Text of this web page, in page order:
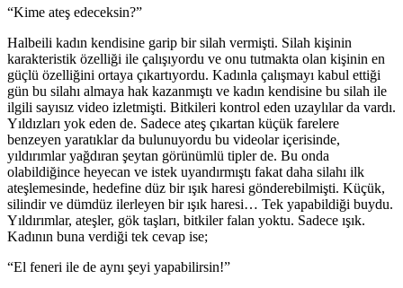
“Kime ateş edeceksin?”
Halbeili kadın kendisine garip bir silah vermişti. Silah kişinin
karakteristik özelliği ile çalışıyordu ve onu tutmakta olan kişinin en
güçlü özelliğini ortaya çıkartıyordu. Kadınla çalışmayı kabul ettiği
gün bu silahı almaya hak kazanmıştı ve kadın kendisine bu silah ile
ilgili sayısız video izletmişti. Bitkileri kontrol eden uzaylılar da vardı.
Yıldızları yok eden de. Sadece ateş çıkartan küçük farelere
benzeyen yaratıklar da bulunuyordu bu videolar içerisinde,
yıldırımlar yağdıran şeytan görünümlü tipler de. Bu onda
olabildiğince heyecan ve istek uyandırmıştı fakat daha silahı ilk
ateşlemesinde, hedefine düz bir ışık haresi gönderebilmişti. Küçük,
silindir ve dümdüz ilerleyen bir ışık haresi… Tek yapabildiği buydu.
Yıldırımlar, ateşler, gök taşları, bitkiler falan yoktu. Sadece ışık.
Kadının buna verdiği tek cevap ise;
“El feneri ile de aynı şeyi yapabilirsin!”